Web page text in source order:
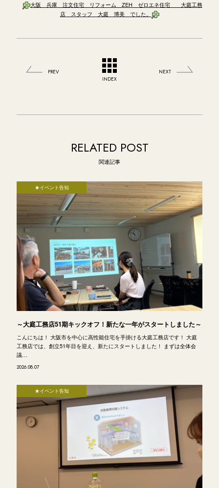
大阪 兵庫 注文住宅 リフォーム ZEH ゼロエネ住宅 大庭工務
店 スタッフ 大庭 博美 でした。
PREV
INDEX
NEXT
RELATED POST
関連記事
★イベント告知
～大庭工務店51期キックオフ！新たな一年がスタートしました～
こんにちは！ 大阪市を中心に高性能住宅を手掛ける大庭工務店です！ 大庭
工務店では、創立51年目を迎え、新たにスタートしました！ まずは全体会
議…
2026.08.07
★イベント告知